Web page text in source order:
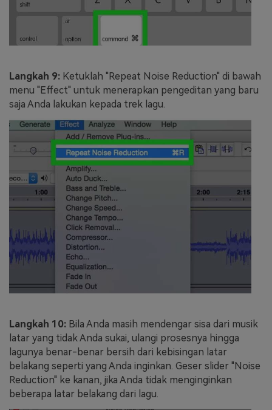
Langkah 9: Ketuklah "Repeat Noise Reduction" di bawah
menu "Effect" untuk menerapkan pengeditan yang baru
saja Anda lakukan kepada trek lagu.
Langkah 10: Bila Anda masih mendengar sisa dari musik
latar yang tidak Anda sukai, ulangi prosesnya hingga
lagunya benar-benar bersih dari kebisingan latar
belakang seperti yang Anda inginkan. Geser slider "Noise
Reduction" ke kanan, jika Anda tidak menginginkan
beberapa latar belakang dari lagu.